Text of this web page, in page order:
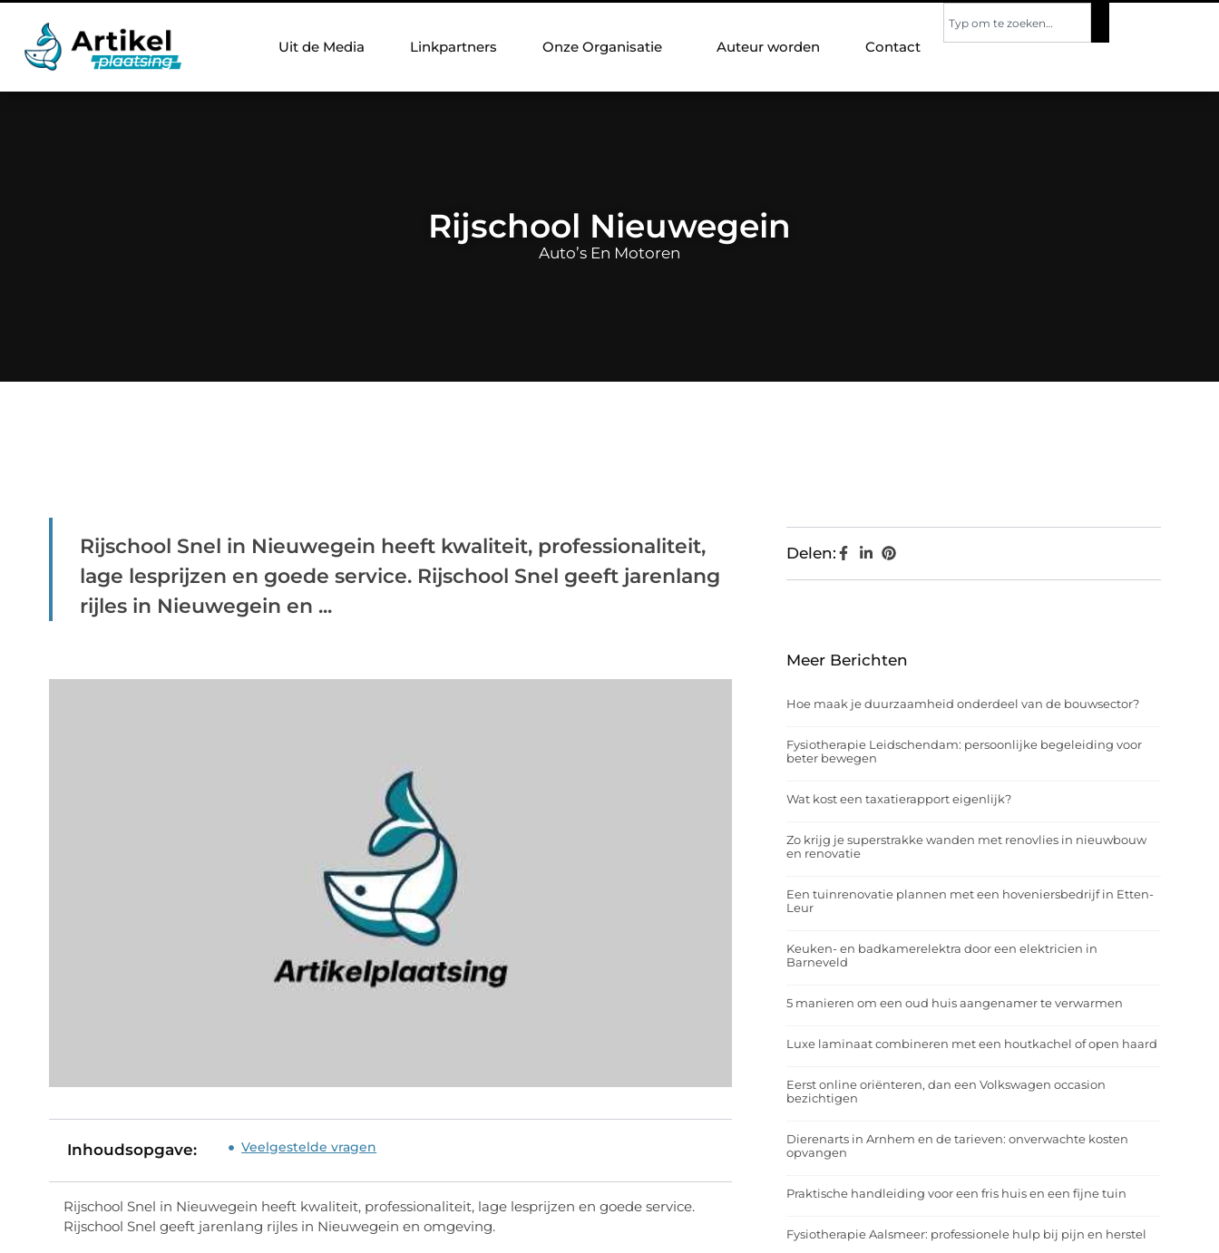
Uit de Media Linkpartners Onze Organisatie Auteur worden Contact
Rijschool Nieuwegein
Auto’s En Motoren
Rijschool Snel in Nieuwegein heeft kwaliteit, professionaliteit,
lage lesprijzen en goede service. Rijschool Snel geeft jarenlang
rijles in Nieuwegein en ...
Inhoudsopgave: Veelgestelde vragen
Rijschool Snel in Nieuwegein heeft kwaliteit, professionaliteit, lage lesprijzen en goede service.
Rijschool Snel geeft jarenlang rijles in Nieuwegein en omgeving.
Delen:
Meer Berichten
Hoe maak je duurzaamheid onderdeel van de bouwsector?
Fysiotherapie Leidschendam: persoonlijke begeleiding voor
beter bewegen
Wat kost een taxatierapport eigenlijk?
Zo krijg je superstrakke wanden met renovlies in nieuwbouw
en renovatie
Een tuinrenovatie plannen met een hoveniersbedrijf in Etten-
Leur
Keuken- en badkamerelektra door een elektricien in
Barneveld
5 manieren om een oud huis aangenamer te verwarmen
Luxe laminaat combineren met een houtkachel of open haard
Eerst online oriënteren, dan een Volkswagen occasion
bezichtigen
Dierenarts in Arnhem en de tarieven: onverwachte kosten
opvangen
Praktische handleiding voor een fris huis en een fijne tuin
Fysiotherapie Aalsmeer: professionele hulp bij pijn en herstel